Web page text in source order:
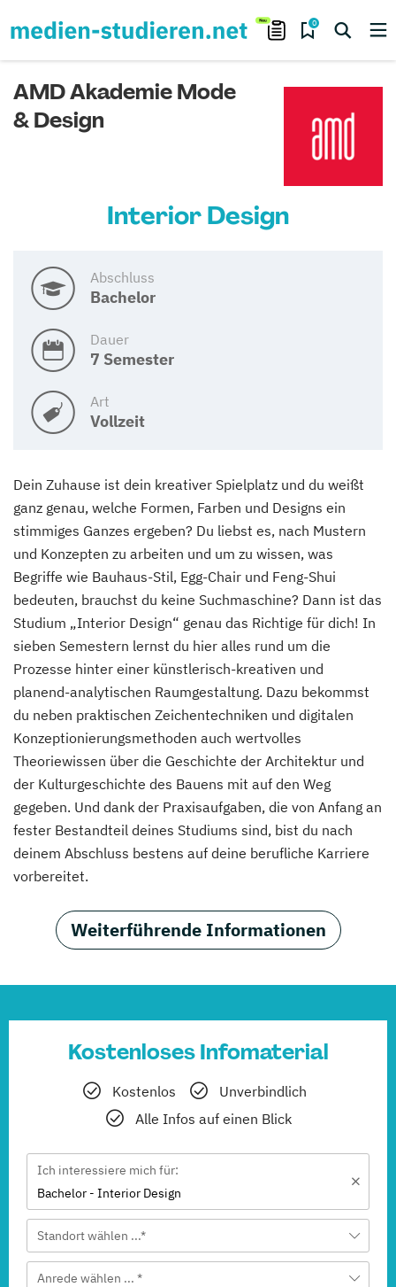
0
AMD Akademie Mode
& Design
Interior Design
Abschluss
Bachelor
Dauer
7 Semester
Art
Vollzeit
Dein Zuhause ist dein kreativer Spielplatz und du weißt
ganz genau, welche Formen, Farben und Designs ein
stimmiges Ganzes ergeben? Du liebst es, nach Mustern
und Konzepten zu arbeiten und um zu wissen, was
Begriffe wie Bauhaus-Stil, Egg-Chair und Feng-Shui
bedeuten, brauchst du keine Suchmaschine? Dann ist das
Studium „Interior Design“ genau das Richtige für dich! In
sieben Semestern lernst du hier alles rund um die
Prozesse hinter einer künstlerisch-kreativen und
planend-analytischen Raumgestaltung. Dazu bekommst
du neben praktischen Zeichentechniken und digitalen
Konzeptionierungsmethoden auch wertvolles
Theoriewissen über die Geschichte der Architektur und
der Kulturgeschichte des Bauens mit auf den Weg
gegeben. Und dank der Praxisaufgaben, die von Anfang an
fester Bestandteil deines Studiums sind, bist du nach
deinem Abschluss bestens auf deine berufliche Karriere
vorbereitet.
Weiterführende Informationen
Kostenloses Infomaterial
Kostenlos
Unverbindlich
Alle Infos auf einen Blick
Ich interessiere mich für:
Bachelor - Interior Design
Standort wählen ...*
Anrede wählen ... *